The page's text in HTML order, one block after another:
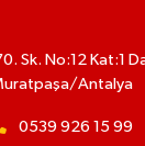
Sk. No:12 Kat:1
Antalya
0539 926 15 99